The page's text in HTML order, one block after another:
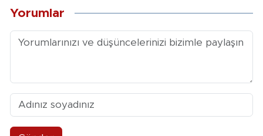
Yorumlar